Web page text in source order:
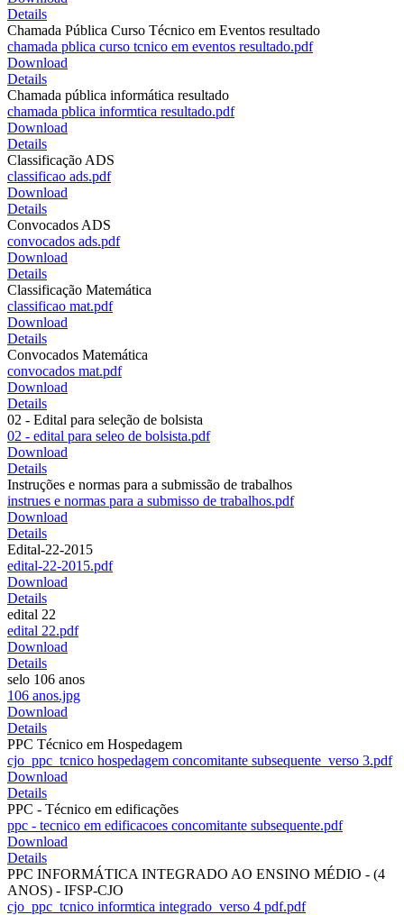
Details
Chamada Pública Curso Técnico em Eventos resultado
chamada pblica curso tcnico em eventos resultado.pdf
Download
Details
Chamada pública informática resultado
chamada pblica informtica resultado.pdf
Download
Details
Classificação ADS
classificao ads.pdf
Download
Details
Convocados ADS
convocados ads.pdf
Download
Details
Classificação Matemática
classificao mat.pdf
Download
Details
Convocados Matemática
convocados mat.pdf
Download
Details
02 - Edital para seleção de bolsista
02 - edital para seleo de bolsista.pdf
Download
Details
Instruções e normas para a submissão de trabalhos
instrues e normas para a submisso de trabalhos.pdf
Download
Details
Edital-22-2015
edital-22-2015.pdf
Download
Details
edital 22
edital 22.pdf
Download
Details
selo 106 anos
106 anos.jpg
Download
Details
PPC Técnico em Hospedagem
cjo_ppc_tcnico hospedagem concomitante subsequente_verso 3.pdf
Download
Details
PPC - Técnico em edificações
ppc - tecnico em edificacoes concomitante subsequente.pdf
Download
Details
PPC INFORMÁTICA INTEGRADO AO ENSINO MÉDIO - (4
ANOS) - IFSP-CJO
cjo_ppc_tcnico informtica integrado_verso 4 pdf.pdf